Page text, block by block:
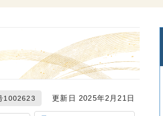
1002623 更新日 2025年2月21日